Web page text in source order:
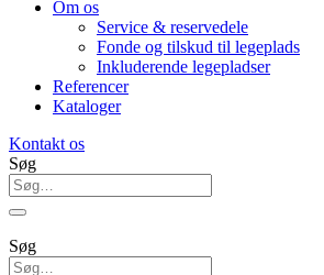
Om os
Service & reservedele
Fonde og tilskud til legeplads
Inkluderende legepladser
Referencer
Kataloger
Kontakt os
Søg
Søg